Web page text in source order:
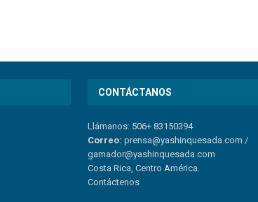
CONTÁCTANOS
Llámanos: 506+ 83150394
Correo: prensa@yashinquesada.com /
gamador@yashinquesada.com
Costa Rica, Centro América.
Contáctenos